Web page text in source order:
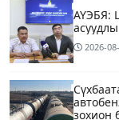
АҮЭБЯ:
2026-
зохион